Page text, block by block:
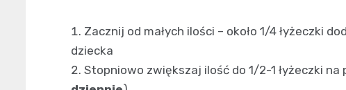
Zacznij od małych ilości – około 1/4 łyżeczki
dziecka
Stopniowo zwiększaj ilość do 1/2-1 łyżeczki na